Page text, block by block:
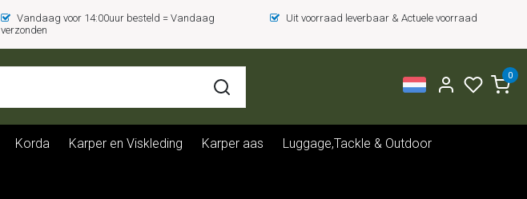
Vandaag voor 14:00uur besteld = Vandaag
verzonden
Uit voorraad leverbaar & Actuele voorraad
0
Korda Karper en Viskleding Karper aas Luggage,Tackle & Outdoor